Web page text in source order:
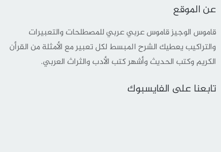
عن الموقع
قاموس الوجيز قاموس عربي عربي للمصطلحات والتعبيرات
والتراكيب يعطيك الشرح المبسط لكل تعبير مع الأمثلة من القرأن
الكريم وكتب الحديث وأشهر كتب الأدب والثراث العربي.
تابعنا على الفايسبوك